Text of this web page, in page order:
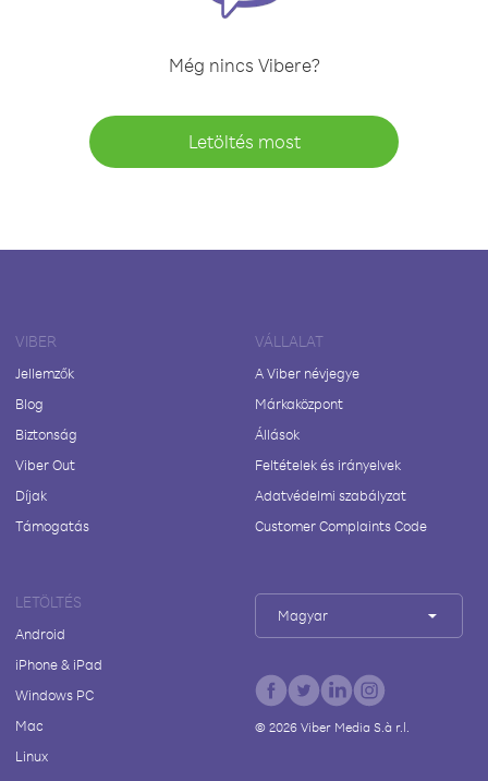
Még nincs Vibere?
Letöltés most
VIBER
Jellemzők
Blog
Biztonság
Viber Out
Díjak
Támogatás
VÁLLALAT
A Viber névjegye
Márkaközpont
Állások
Feltételek és irányelvek
Adatvédelmi szabályzat
Customer Complaints Code
LETÖLTÉS
Android
iPhone & iPad
Windows PC
Mac
Linux
Magyar
© 2026Viber Media S.à r.l.